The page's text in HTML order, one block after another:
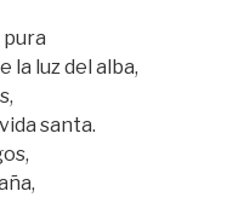
pura
la luz del alba,
santa.